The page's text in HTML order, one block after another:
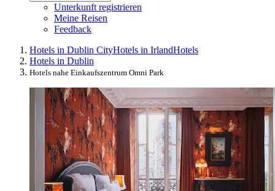
Unterkunft registrieren
Meine Reisen
Feedback
Hotels in Dublin CityHotels in IrlandHotels
Hotels in Dublin
Hotels nahe Einkaufszentrum Omni Park